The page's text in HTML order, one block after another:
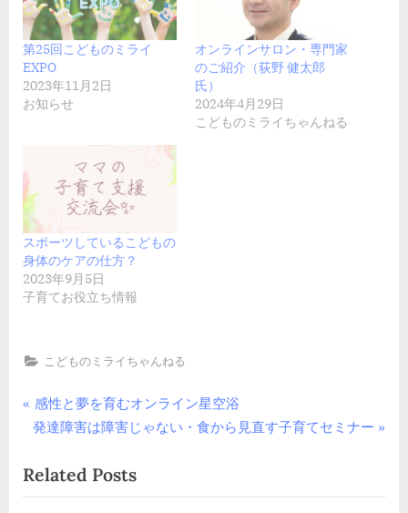
第25回こどものミライ
EXPO
2023年11月2日
お知らせ
オンラインサロン・専門家
のご紹介（荻野 健太郎
氏）
2024年4月29日
こどものミライちゃんねる
スポーツしているこどもの
身体のケアの仕方？
2023年9月5日
子育てお役立ち情報
こどものミライちゃんねる
投
ナ
P
r
v
i
感性と夢を育むオンライン星空浴
N
x
t
発達障害は障害じゃない・食から見直す子育てセミナー
Related Posts